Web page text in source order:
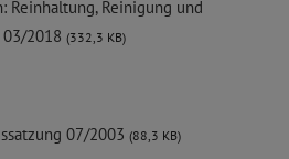
Reinhaltung, Reinigung und
2018 (332,3 KB)
07/2003 (88,3 KB)